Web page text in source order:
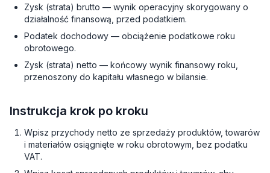
Zysk (strata) brutto — wynik operacyjny skorygowany o
działalność finansową, przed podatkiem.
Podatek dochodowy — obciążenie podatkowe roku
obrotowego.
Zysk (strata) netto — końcowy wynik finansowy roku,
przenoszony do kapitału własnego w bilansie.
Instrukcja krok po kroku
Wpisz przychody netto ze sprzedaży produktów, towarów
i materiałów osiągnięte w roku obrotowym, bez podatku
VAT.